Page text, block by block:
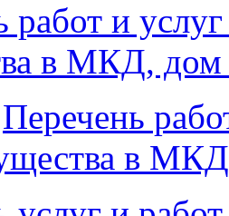
работ и
в МКД, дом
Перечень
в